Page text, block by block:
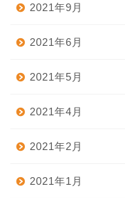
2021年9月
2021年6月
2021年5月
2021年4月
2021年2月
2021年1月